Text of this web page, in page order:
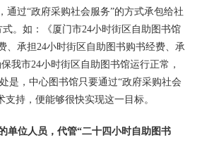
通过“政府采购社会服务”的方式承包给社
。如：《厦门市24小时街区自助图书馆
、承担24小时街区自助图书购书经费、承
我市24小时街区自助图书馆运行正常，
是，中心图书馆只要通过“政府采购社会
持，便能够很快实现这一目标。
单位人员，代管“二十四小时自助图书